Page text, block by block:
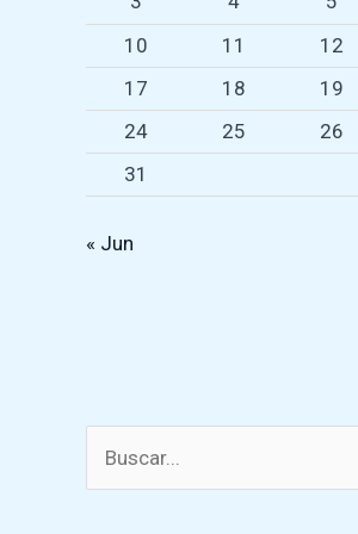
10
11 12
17
18 19
24
25 26
31
« Jun